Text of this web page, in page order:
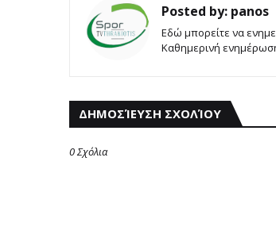
Posted by: panos
Εδώ μπορείτε να
Καθημερινή
ΔΗΜΟΣΊΕΥΣΗ ΣΧΟΛΊΟΥ
0 Σχόλια